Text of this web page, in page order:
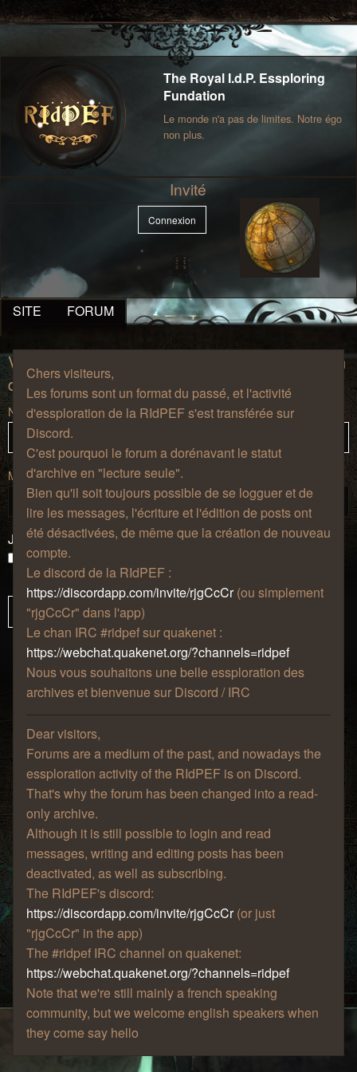
The Royal I.d.P. Essploring
Fundation
Le monde n'a pas de limites. Notre égo
non plus.
Invité
Connexion
SITE FORUM
Chers visiteurs,
Les forums sont un format du passé, et l'activité
d'essploration de la RIdPEF s'est transférée sur
Discord.
C'est pourquoi le forum a dorénavant le statut
d'archive en "lecture seule".
Bien qu'il soit toujours possible de se logguer et de
lire les messages, l'écriture et l'édition de posts ont
été désactivées, de même que la création de nouveau
compte.
Le discord de la RIdPEF :
https://discordapp.com/invite/rjgCcCr(ou simplement
"rjgCcCr" dans l'app)
Le chan IRC #ridpef sur quakenet :
https://webchat.quakenet.org/?channels=ridpef
Nous vous souhaitons une belle essploration des
archives et bienvenue sur Discord / IRC
Dear visitors,
Forums are a medium of the past, and nowadays the
essploration activity of the RIdPEF is on Discord.
That's why the forum has been changed into a read-
only archive.
Although it is still possible to login and read
messages, writing and editing posts has been
deactivated, as well as subscribing.
The RIdPEF's discord:
https://discordapp.com/invite/rjgCcCr(or just
"rjgCcCr" in the app)
The #ridpef IRC channel on quakenet:
https://webchat.quakenet.org/?channels=ridpef
Note that we're still mainly a french speaking
community, but we welcome english speakers when
they come say hello
Vous devez vous inscrire et vous connecter afin
de pouvoir consulter le profil des utilisateurs.
Nom d’utilisateur :
Mot de passe :
J’ai oublié mon mot de passe
Se souvenir de moi
Masquer ma présence lors de cette session